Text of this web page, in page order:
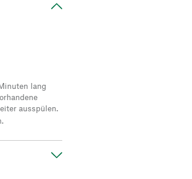
lang
ausspülen.